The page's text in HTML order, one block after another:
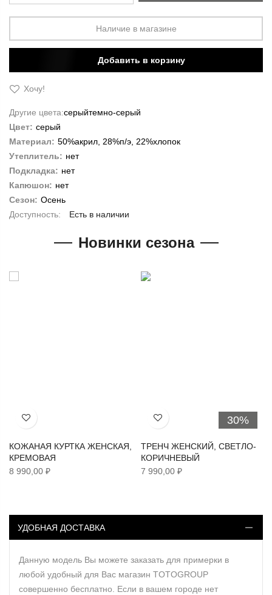
Наличие в магазине
Добавить в корзину
Хочу!
Другие цвета:серыйтемно-серый
Цвет: серый
Материал: 50%акрил, 28%п/э, 22%хлопок
Утеплитель: нет
Подкладка: нет
Капюшон: нет
Сезон: Осень
Есть в наличии
Новинки сезона
Хочу!
КОЖАНАЯ КУРТКА ЖЕНСКАЯ,
КРЕМОВАЯ
8 990,00 ₽
30%
Хочу!
ТРЕНЧ ЖЕНСКИЙ, СВЕТЛО-
КОРИЧНЕВЫЙ
7 990,00 ₽
УДОБНАЯ ДОСТАВКА
Данную модель Вы можете заказать для примерки в
любой удобный для Вас магазин TOTOGROUP
совершенно бесплатно. Если в вашем городе нет